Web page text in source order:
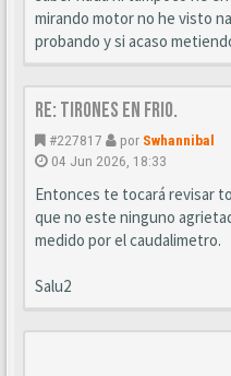
mirando motor no he visto
probando y si acaso
Re: Tirones en frio.
#227817 por Swhannibal
04 Jun 2026, 18:33
Entonces te tocará revisar
que no este ninguno
medido por el caudalimetro.
Salu2